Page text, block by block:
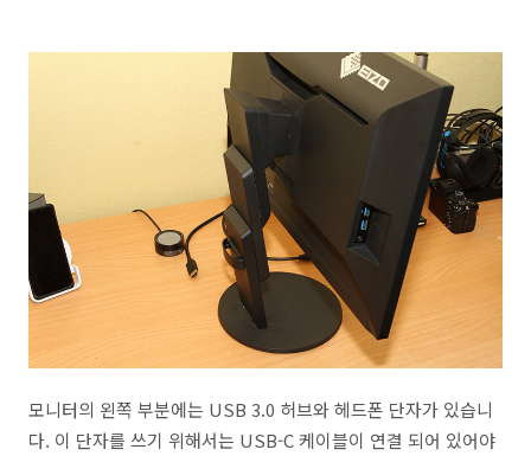
모니터의 왼쪽 부분에는 USB 3.0 허브와 헤드폰 단자가 있습니
다. 이 단자를 쓰기 위해서는 USB-C 케이블이 연결 되어 있어야